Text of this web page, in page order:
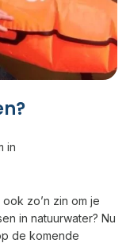
in
zo’n zin om je
in natuurwater? Nu
de komende